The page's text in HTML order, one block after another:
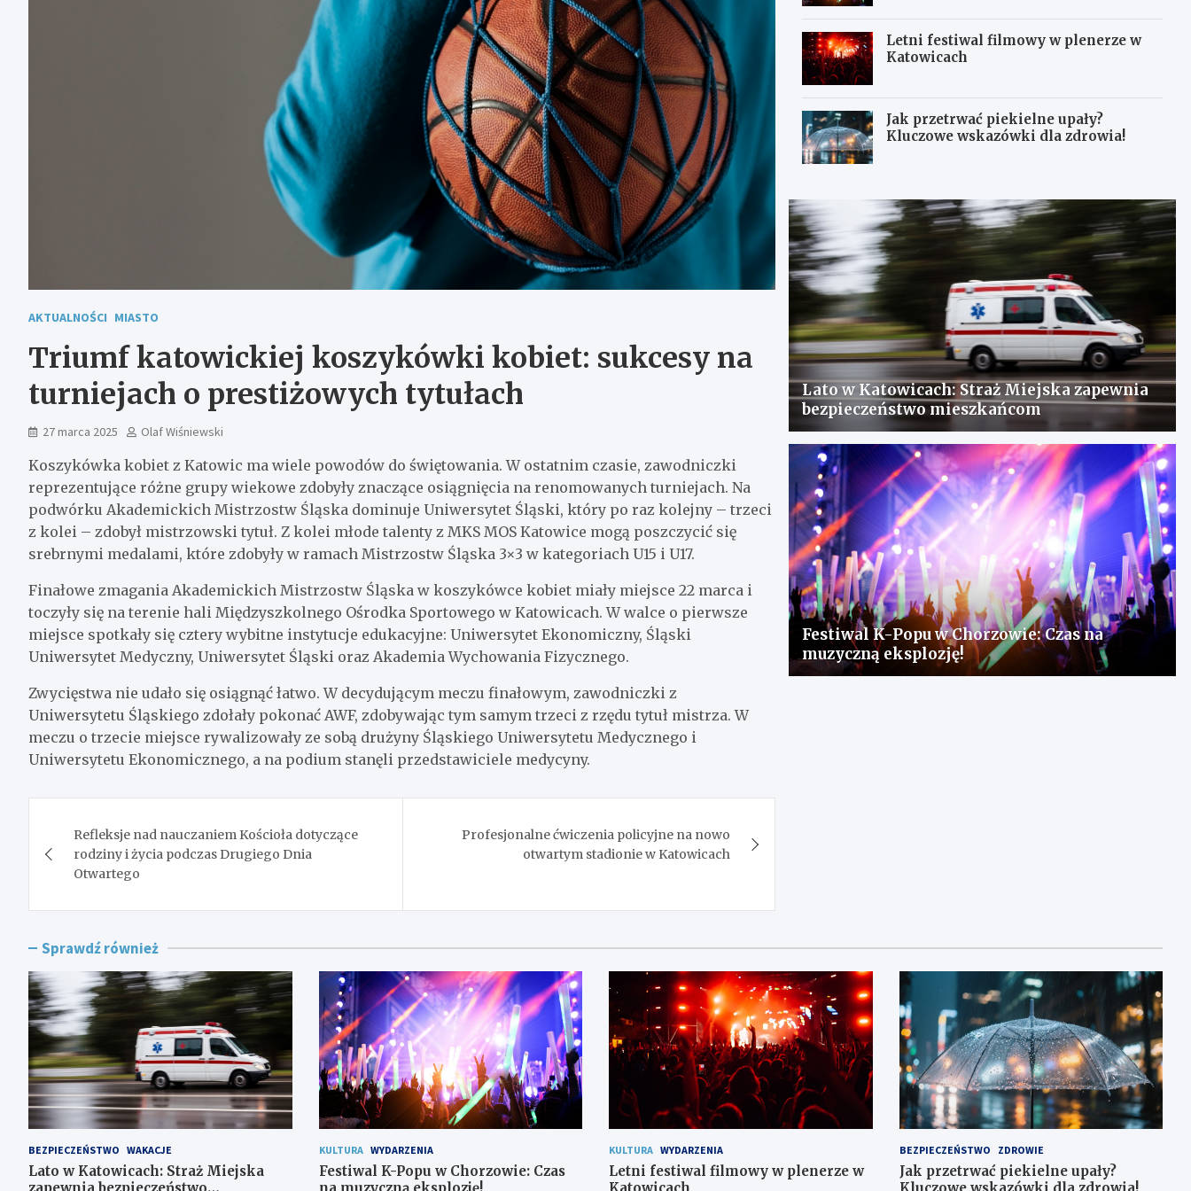
AKTUALNOŚCI MIASTO
Triumf katowickiej koszykówki kobiet: sukcesy na
turniejach o prestiżowych tytułach
27 marca 2025 Olaf Wiśniewski
Koszykówka kobiet z Katowic ma wiele powodów do świętowania. W ostatnim czasie, zawodniczki
reprezentujące różne grupy wiekowe zdobyły znaczące osiągnięcia na renomowanych turniejach. Na
podwórku Akademickich Mistrzostw Śląska dominuje Uniwersytet Śląski, który po raz kolejny – trzeci
z kolei – zdobył mistrzowski tytuł. Z kolei młode talenty z MKS MOS Katowice mogą poszczycić się
srebrnymi medalami, które zdobyły w ramach Mistrzostw Śląska 3×3 w kategoriach U15 i U17.
Finałowe zmagania Akademickich Mistrzostw Śląska w koszykówce kobiet miały miejsce 22 marca i
toczyły się na terenie hali Międzyszkolnego Ośrodka Sportowego w Katowicach. W walce o pierwsze
miejsce spotkały się cztery wybitne instytucje edukacyjne: Uniwersytet Ekonomiczny, Śląski
Uniwersytet Medyczny, Uniwersytet Śląski oraz Akademia Wychowania Fizycznego.
Zwycięstwa nie udało się osiągnąć łatwo. W decydującym meczu finałowym, zawodniczki z
Uniwersytetu Śląskiego zdołały pokonać AWF, zdobywając tym samym trzeci z rzędu tytuł mistrza. W
meczu o trzecie miejsce rywalizowały ze sobą drużyny Śląskiego Uniwersytetu Medycznego i
Uniwersytetu Ekonomicznego, a na podium stanęli przedstawiciele medycyny.
wpisu
Refleksje nad nauczaniem Kościoła dotyczące
rodziny i życia podczas Drugiego Dnia
Otwartego
Profesjonalne ćwiczenia policyjne na nowo
otwartym stadionie w Katowicach
Letni festiwal filmowy w plenerze w
Katowicach
Jak przetrwać piekielne upały?
Kluczowe wskazówki dla zdrowia!
Lato w Katowicach: Straż Miejska zapewnia
bezpieczeństwo mieszkańcom
Festiwal K-Popu w Chorzowie: Czas na
muzyczną eksplozję!
Sprawdź również
BEZPIECZEŃSTWO WAKACJE
Lato w Katowicach: Straż Miejska
KULTURA WYDARZENIA
Festiwal K-Popu w Chorzowie: Czas
KULTURA WYDARZENIA
Letni festiwal filmowy w plenerze w
BEZPIECZEŃSTWO ZDROWIE
Jak przetrwać piekielne upały?